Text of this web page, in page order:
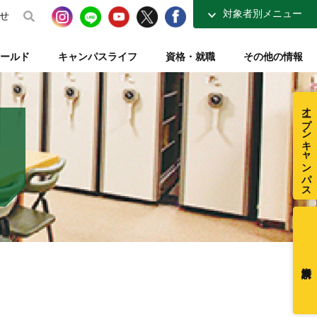
対象者別メニュー
高校生の方へ
社会人・大学生の方へ
在校生ページ
卒業生の方へ
採用ご担当者様へ
コース 夜間コース特集
柔道整復学科 講師紹介 施設・図書室紹介
ター
ュージアム
指定校推薦入試 一般入試【テキスト入試】
ルド
師と整体師の違い
キャンパスライフ
【資格取得を支える】
資格・就職
講座
その他の情報
テレビ・ラジオ放送【元気もりもり学園】
オープンキャンパス